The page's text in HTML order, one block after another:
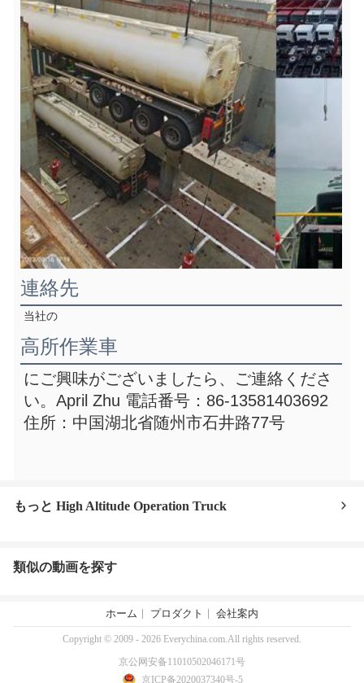
連絡先
当社の
高所作業車
にご興味がございましたら、ご連絡くださ
い。 April Zhu 電話番号：86-13581403692
住所：中国湖北省随州市石井路77号
もっと High Altitude Operation Truck
類似の動画を探す
ホーム プロダクト 会社案内
Copyright © 2009 - 2026 Everychina.com.All rights reserved.
京公网安备11010502046171号
京ICP备2020037340号-5